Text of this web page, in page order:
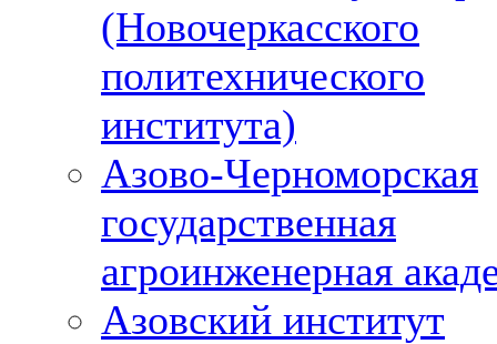
(Новочеркасского
политехнического
института)
Азово-Черноморская
государственная
агроинженерная
Азовский институт